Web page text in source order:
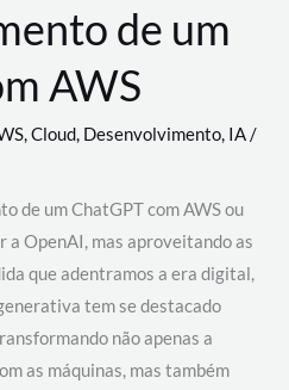
de um
AWS
,Cloud, Desenvolvimento, IA/
de um ChatGPT com AWS ou
a OpenAI, mas aproveitando as
que adentramos a era digital,
tem se destacado
não apenas a
as máquinas, mas também